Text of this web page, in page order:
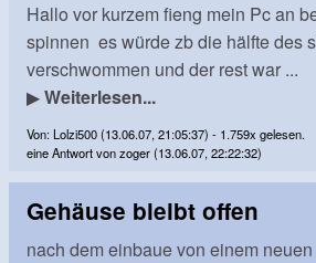
Hallo vor kurzem fieng mein Pc an
spinnen es würde zb die hälfte des
verschwommen und der rest war ...
▶Weiterlesen...
Von: Lolzi500 (13.06.07, 21:05:37) - 1.759x gelesen.
eine Antwort von zoger (13.06.07, 22:22:32)
Gehäuse bleibt offen
nach dem einbaue von einem